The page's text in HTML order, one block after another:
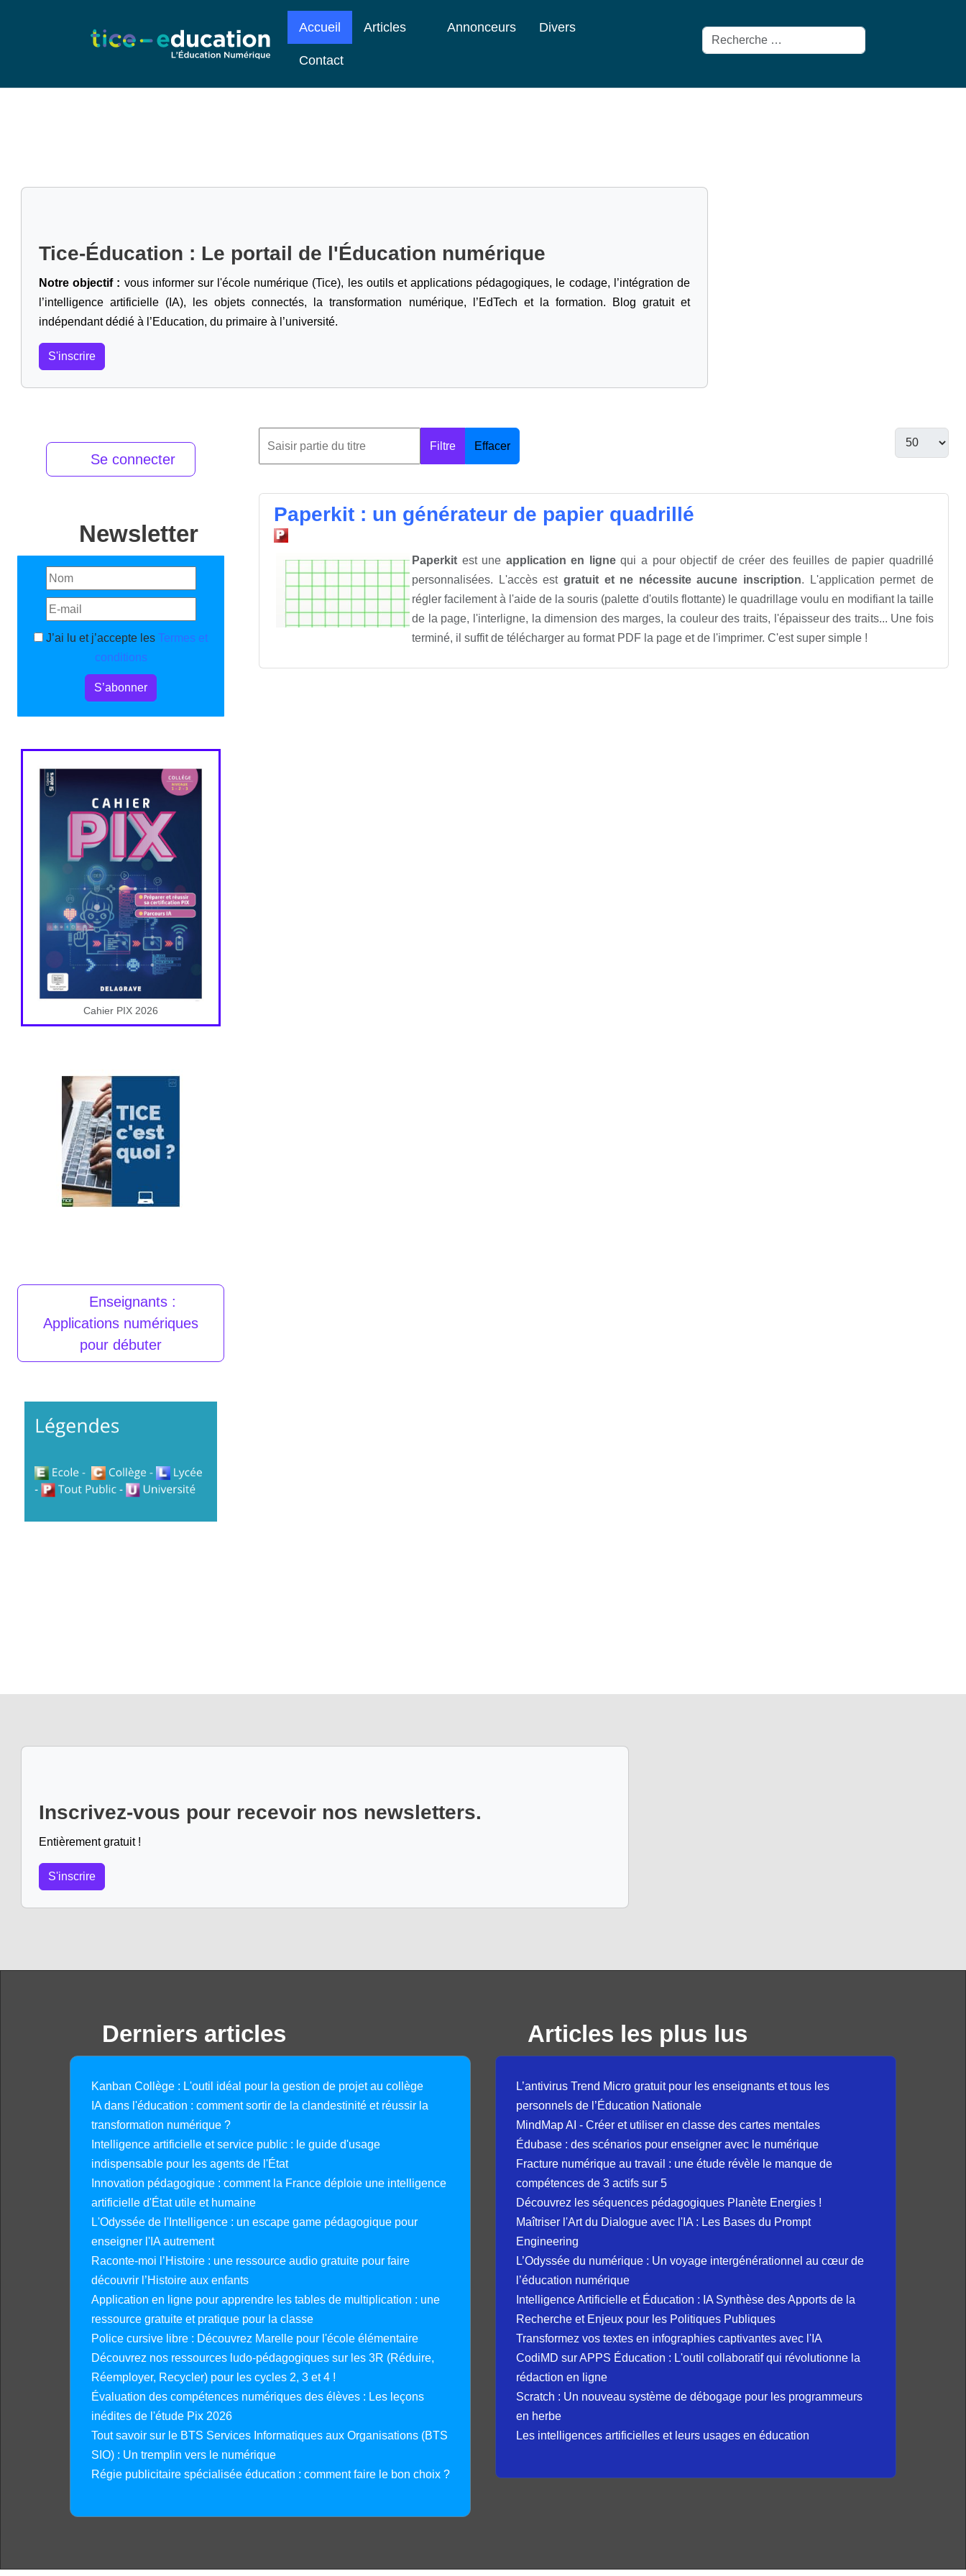
Accueil Articles Annonceurs Divers
Contact
Rechercher
Tice-Éducation : Le portail de l'Éducation numérique
Notre objectif : vous informer sur l'école numérique (Tice), les outils et applications pédagogiques, le codage,
l’intégration de
l’intelligence artificielle (IA), les objets connectés, la transformation numérique, l’EdTech et la formation. Blog gratuit et
indépendant dédié à l’Education, du primaire à l’université.
S'inscrire
Se connecter
Newsletter
J’ai lu et j’accepte les Termes et
conditions
S’abonner
Cahier PIX 2026
Enseignants :
Applications numériques
pour débuter
Filtre Effacer
Paperkit : un générateur de papier quadrillé
Paperkit est une application en lignequi a pour objectif de créer des feuilles de papier quadrillé
personnalisées. L'accès estgratuit et ne nécessite aucune inscription. L'application permet de
régler facilement à l'aide de la souris (palette d'outils flottante) le quadrillage voulu en modifiant la taille
de la page, l'interligne, la dimension des marges, la couleur des traits, l'épaisseur des traits... Une fois
terminé, il suffit de télécharger au format PDF la page et de l'imprimer. C'est super simple !
Inscrivez-vous pour recevoir nos newsletters.
Entièrement gratuit !
S'inscrire
Derniers articles
Kanban Collège : L'outil idéal pour la gestion de projet au collège
IA dans l'éducation : comment sortir de la clandestinité et réussir la
transformation numérique ?
Intelligence artificielle et service public : le guide d'usage
indispensable pour les agents de l'État
Innovation pédagogique : comment la France déploie une intelligence
artificielle d'État utile et humaine
L'Odyssée de l'Intelligence : un escape game pédagogique pour
enseigner l'IA autrement
Raconte-moi l’Histoire : une ressource audio gratuite pour faire
découvrir l’Histoire aux enfants
Application en ligne pour apprendre les tables de multiplication : une
ressource gratuite et pratique pour la classe
Police cursive libre : Découvrez Marelle pour l'école élémentaire
Découvrez nos ressources ludo-pédagogiques sur les 3R (Réduire,
Réemployer, Recycler) pour les cycles 2, 3 et 4 !
Évaluation des compétences numériques des élèves : Les leçons
inédites de l'étude Pix 2026
Tout savoir sur le BTS Services Informatiques aux Organisations (BTS
SIO) : Un tremplin vers le numérique
Régie publicitaire spécialisée éducation : comment faire le bon choix ?
Articles les plus lus
L’antivirus Trend Micro gratuit pour les enseignants et tous les
personnels de l’Éducation Nationale
MindMap AI - Créer et utiliser en classe des cartes mentales
Édubase : des scénarios pour enseigner avec le numérique
Fracture numérique au travail : une étude révèle le manque de
compétences de 3 actifs sur 5
Découvrez les séquences pédagogiques Planète Energies !
Maîtriser l'Art du Dialogue avec l'IA : Les Bases du Prompt
Engineering
L’Odyssée du numérique : Un voyage intergénérationnel au cœur de
l’éducation numérique
Intelligence Artificielle et Éducation : IA Synthèse des Apports de la
Recherche et Enjeux pour les Politiques Publiques
Transformez vos textes en infographies captivantes avec l'IA
CodiMD sur APPS Éducation : L'outil collaboratif qui révolutionne la
rédaction en ligne
Scratch : Un nouveau système de débogage pour les programmeurs
en herbe
Les intelligences artificielles et leurs usages en éducation